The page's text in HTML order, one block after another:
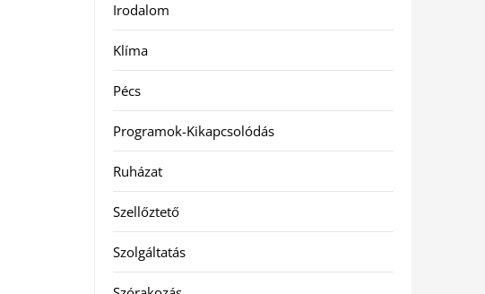
Irodalom
Klíma
Pécs
Programok-Kikapcsolódás
Ruházat
Szellőztető
Szolgáltatás